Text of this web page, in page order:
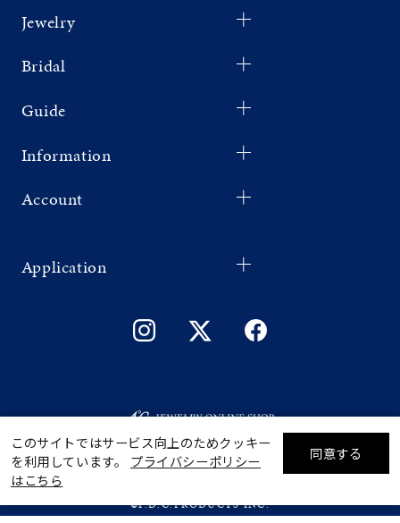
絞り込んで検索する
Jewelry
Bridal
Guide
Information
Account
Application
©F.D.C.PRODUCTS INC.
このサイトではサービス向上のためクッキー
を利用しています。 プライバシーポリシー
はこちら
同意する